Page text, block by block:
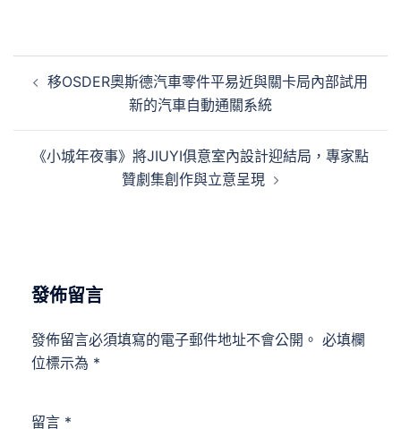
章
移OSDER奧斯德汽車零件平易近與關卡局內部試用
新的汽車自動通關系統
《小城年夜事》將JIUYI俱意室內設計迎結局，專家點
贊劇集創作與立意呈現
發佈留言
發佈留言必須填寫的電子郵件地址不會公開。 必填欄
位標示為 *
留言 *